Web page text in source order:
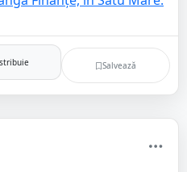
Salvează